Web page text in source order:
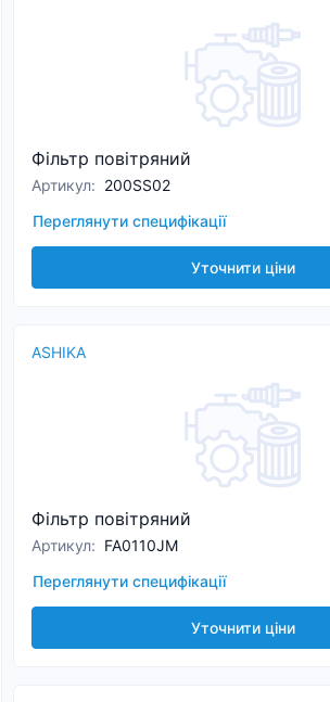
Фільтр повітряний
Артикул: 200SS02
Переглянути специфікації
Уточнити ціни
ASHIKA
Фільтр повітряний
Артикул: FA0110JM
Переглянути специфікації
Уточнити ціни